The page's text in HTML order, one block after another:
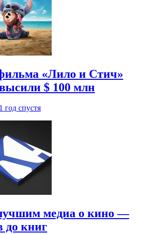
«Лило и Стич»
$ 100 млн
1 год спустя
медиа о кино —
до книг